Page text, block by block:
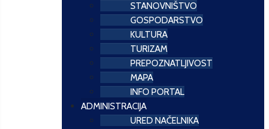
STANOVNIŠTVO
GOSPODARSTVO
KULTURA
TURIZAM
PREPOZNATLJIVOST
MAPA
INFO PORTAL
ADMINISTRACIJA
URED NAČELNIKA